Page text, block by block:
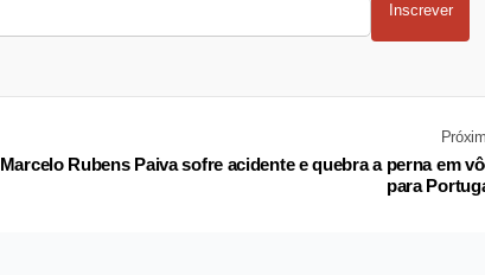
Inscrever
Marcelo Rubens Paiva sofre acidente e quebra a perna em
para